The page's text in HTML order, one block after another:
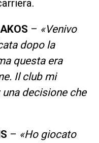
– «Venivo
dopo la
questa era
Il club mi
decisione che
– «Ho giocato